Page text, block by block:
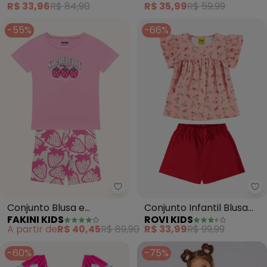
R$ 33,96R$ 84,90 R$ 35,99R$ 59,99
-55%
Fakini Kids - Conjunto Blusa e
Conjunto Blusa e
Bermuda Ciclista (Rosa)
FAKINI KIDS
A partir deR$ 40,45R$ 89,90
-66%
Conjunto Infantil Blusa
com Shorts (Rosa)
ROVI KIDS
R$ 33,99R$ 99,99
-60%
-75%